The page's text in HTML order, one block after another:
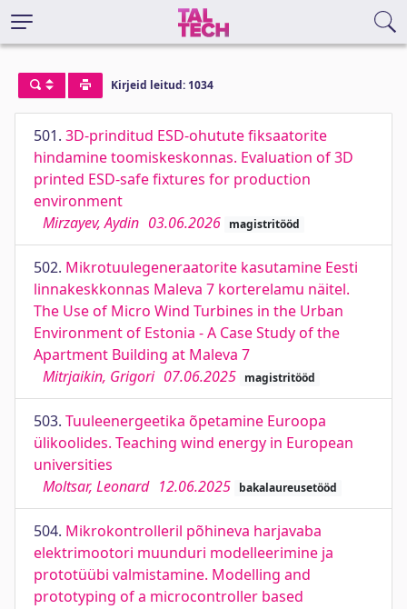
Kirjeid leitud: 1034
501. 3D-prinditud ESD-ohutute fiksaatorite
hindamine toomiskeskonnas. Evaluation of 3D
printed ESD-safe fixtures for production
environment
Mirzayev, Aydin 03.06.2026 magistritööd
502. Mikrotuulegeneraatorite kasutamine Eesti
linnakeskkonnas Maleva 7 korterelamu näitel.
The Use of Micro Wind Turbines in the Urban
Environment of Estonia - A Case Study of the
Apartment Building at Maleva 7
Mitrjaikin, Grigori 07.06.2025 magistritööd
503. Tuuleenergeetika õpetamine Euroopa
ülikoolides. Teaching wind energy in European
universities
Moltsar, Leonard 12.06.2025 bakalaureusetööd
504. Mikrokontrolleril põhineva harjavaba
elektrimootori muunduri modelleerimine ja
prototüübi valmistamine. Modelling and
prototyping of a microcontroller based